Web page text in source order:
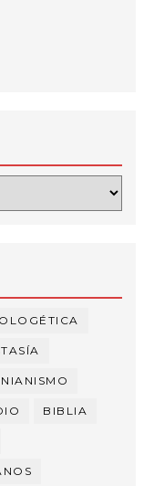
BIBLIA